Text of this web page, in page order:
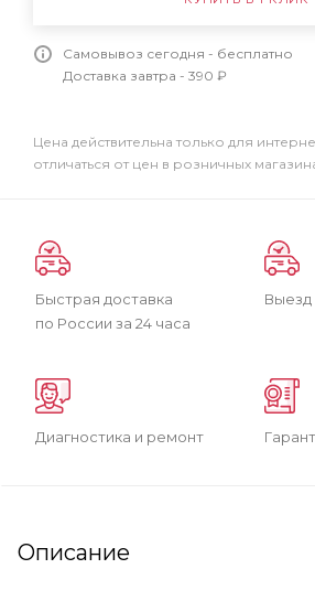
Самовывоз сегодня - бесплатно
Доставка завтра - 390 ₽
Цена действительна только для
отличаться от цен в розничных
Быстрая доставка
по России за 24 часа
Выезд
Диагностика и ремонт
Описание